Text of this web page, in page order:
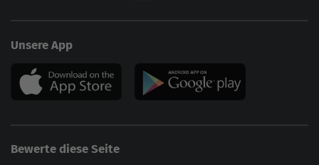
Unsere App
Bewerte diese Seite